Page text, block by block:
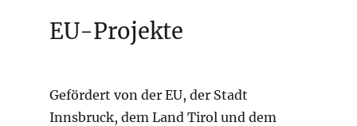
EU-Projekte
Gefördert von der EU, der Stadt
Innsbruck, dem Land Tirol und dem